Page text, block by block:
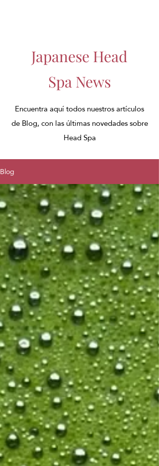
Japanese Head
Spa News
Encuentra aquí todos nuestros artículos
de Blog, con las últimas novedades sobre
Head Spa
Blog